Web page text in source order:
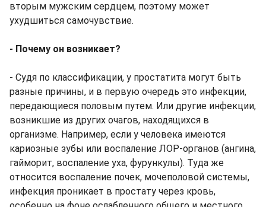
вторым мужским сердцем, поэтому может
ухудшиться самочувствие.
- Почему он возникает?
- Судя по классификации, у простатита могут быть
разные причины, и в первую очередь это инфекции,
передающиеся половым путем. Или другие инфекции,
возникшие из других очагов, находящихся в
организме. Например, если у человека имеются
кариозные зубы или воспаление ЛОР-органов (ангина,
гайморит, воспаление уха, фурункулы). Туда же
относится воспаление почек, мочеполовой системы,
инфекция проникает в простату через кровь,